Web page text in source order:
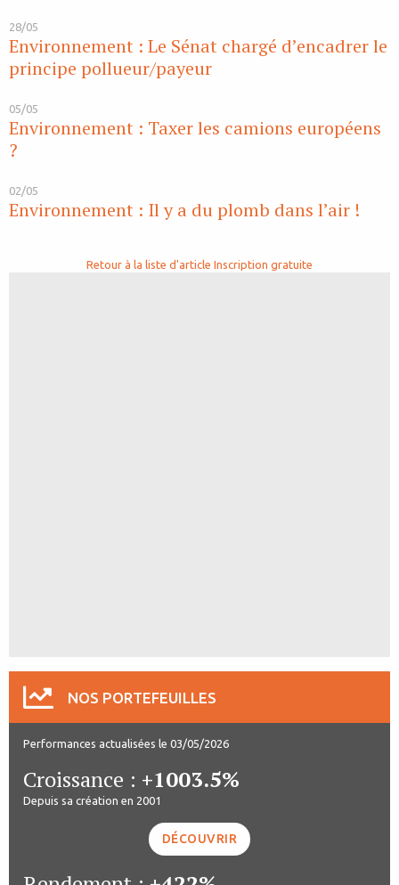
28/05
Environnement : Le Sénat chargé d’encadrer le
principe pollueur/payeur
05/05
Environnement : Taxer les camions européens
?
02/05
Environnement : Il y a du plomb dans l’air !
Retour à la liste d'article Inscription gratuite
NOS PORTEFEUILLES
Performances actualisées le 03/05/2026
Croissance : +1003.5%
Depuis sa création en 2001
DÉCOUVRIR